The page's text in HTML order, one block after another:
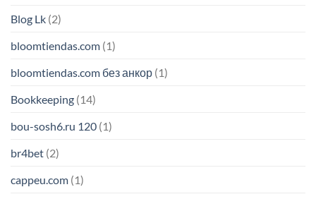
Blog Lk (2)
bloomtiendas.com (1)
bloomtiendas.com без анкор (1)
Bookkeeping (14)
bou-sosh6.ru 120 (1)
br4bet (2)
cappeu.com (1)